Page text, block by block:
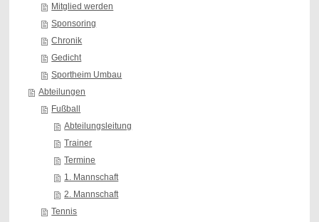
Mitglied werden
Sponsoring
Chronik
Gedicht
Sportheim Umbau
Abteilungen
Fußball
Abteilungsleitung
Trainer
Termine
1. Mannschaft
2. Mannschaft
Tennis